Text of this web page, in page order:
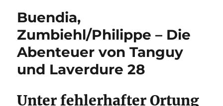
Buendia,
Zumbiehl/Philippe – Die
Abenteuer von Tanguy
und Laverdure 28
Unter fehlerhafter Ortung